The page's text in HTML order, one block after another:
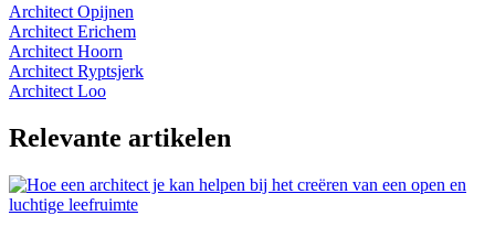
Architect Opijnen
Architect Erichem
Architect Hoorn
Architect Ryptsjerk
Architect Loo
Relevante artikelen